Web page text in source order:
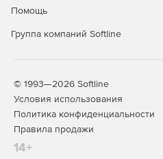
Помощь
Группа компаний Softline
© 1993—2026 Softline
Условия использования
Политика конфиденциальности
Правила продажи
14+